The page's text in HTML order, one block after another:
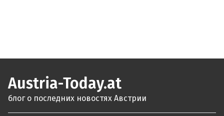
Austria-Today.at
блог о последних новостях Австрии